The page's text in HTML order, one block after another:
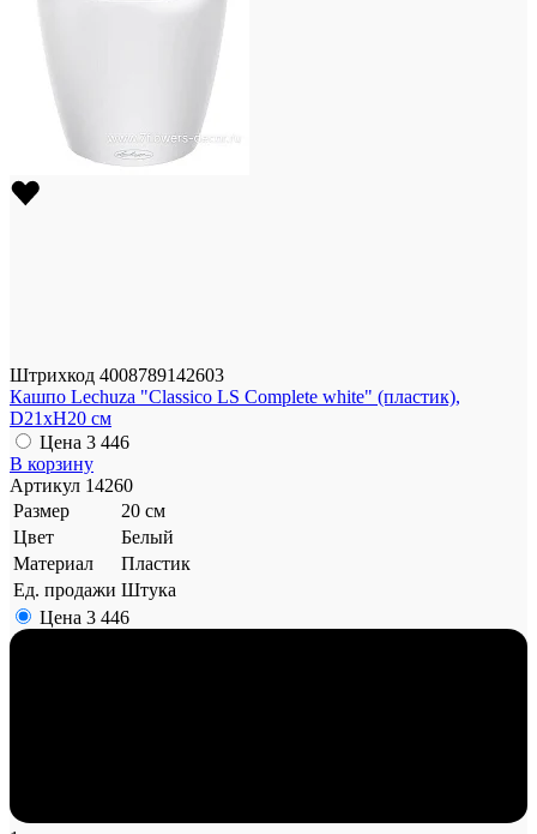
Штрихкод 4008789142603
Кашпо Lechuza "Classico LS Complete white" (пластик),
D21xH20 см
Цена 3 446
В корзину
Артикул 14260
Размер
20 см
Цвет
Белый
Материал
Пластик
Ед. продажи Штука
Цена 3 446